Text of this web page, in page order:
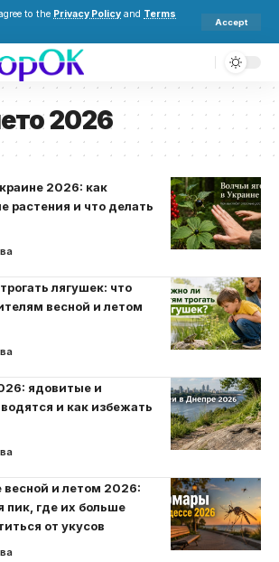
to the Privacy Policy and Terms
Accept
2026
2026: как
растения и что делать
лягушек: что
весной и летом
ядовитые и
и как избежать
и летом 2026:
пик, где их больше
от укусов